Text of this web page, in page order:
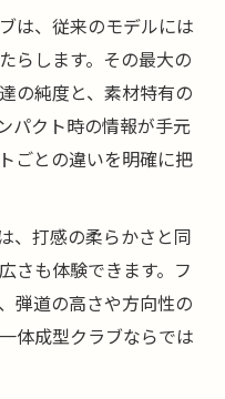
は、従来のモデルには
らします。その最大の
の純度と、素材特有の
パクト時の情報が手元
ごとの違いを明確に把
、打感の柔らかさと同
さも体験できます。フ
弾道の高さや方向性の
体成型クラブならでは